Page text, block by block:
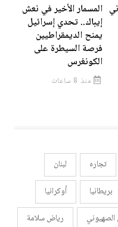
المسمار الأخير في نعش
إيباك.. تحدي إسرائيل
يمنح الديمقراطيين
فرصة السيطرة على
الكونغرس
منذ 8 ساعات
تجاره
لبنان
بريطانيا
أوكرانيا
الصهيوني
رياض سلامة